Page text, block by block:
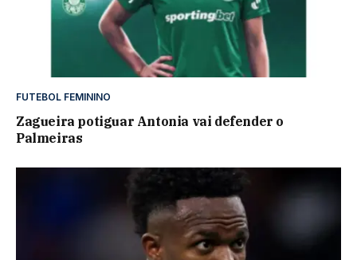
FUTEBOL FEMININO
Zagueira potiguar Antonia vai defender o
Palmeiras